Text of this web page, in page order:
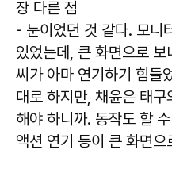
장 다른 점
- 눈이었던 것 같다. 모니
있었는데, 큰 화면으로
씨가 아마 연기하기 힘들
대로 하지만, 채윤은 태
해야 하니까. 동작도 할
액션 연기 등이 큰 화면